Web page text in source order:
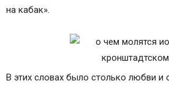
на кабак».
В этих словах было столько любви и